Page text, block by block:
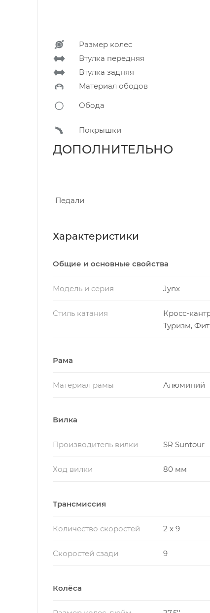
Размер колес
Втулка передняя
Втулка задняя
Материал ободов
Обода
Покрышки
Педали
Характеристики
Общие и основные свойства
Модель и серия Jynx
Стиль катания
Кросс-
Туризм,
Рама
Материал рамы Алюминий
Вилка
Производитель вилки SR Suntour
Ход вилки 80 мм
Трансмиссия
Количество скоростей 2 x 9
Скоростей сзади 9
Колёса